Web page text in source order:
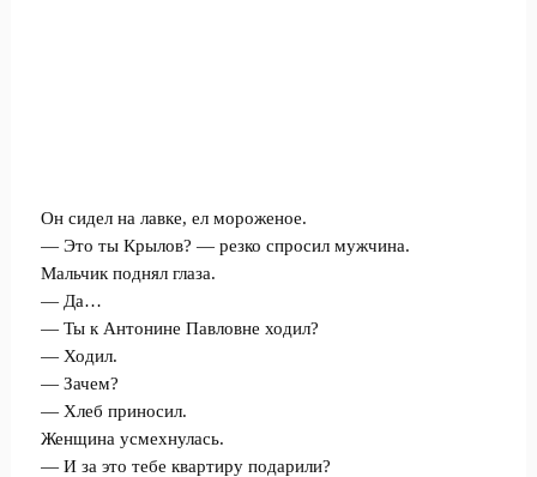
Он сидел на лавке, ел мороженое.
— Это ты Крылов? — резко спросил мужчина.
Мальчик поднял глаза.
— Да…
— Ты к Антонине Павловне ходил?
— Ходил.
— Зачем?
— Хлеб приносил.
Женщина усмехнулась.
— И за это тебе квартиру подарили?